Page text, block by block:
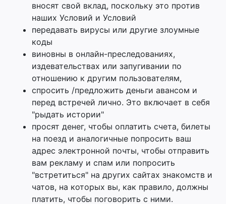
вносят свой вклад, поскольку это против
наших Условий и Условий
передавать вирусы или другие злоумные
коды
виновны в онлайн-преследованиях,
издевательствах или запугивании по
отношению к другим пользователям,
спросить /предложить деньги авансом и
перед встречей лично. Это включает в себя
"рыдать истории"
просят денег, чтобы оплатить счета, билеты
на поезд и аналогичные попросить ваш
адрес электронной почты, чтобы отправить
вам рекламу и спам или попросить
"встретиться" на других сайтах знакомств и
чатов, на которых вы, как правило, должны
платить, чтобы поговорить с ними.